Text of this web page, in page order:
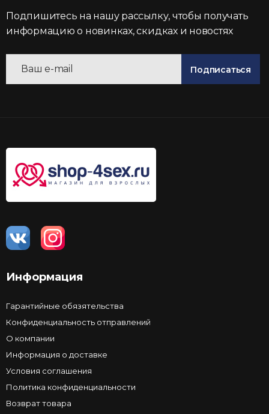
Подпишитесь на нашу рассылку, чтобы получать
информацию о новинках, скидках и новостях
Подписаться
Информация
Гарантийные обязятельства
Конфиденциальность отправлений
О компании
Информация о доставке
Условия соглашения
Политика конфиденциальности
Возврат товара